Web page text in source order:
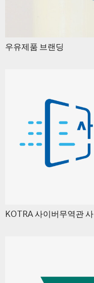
우유제품 브랜딩
KOTRA 사이버무역관